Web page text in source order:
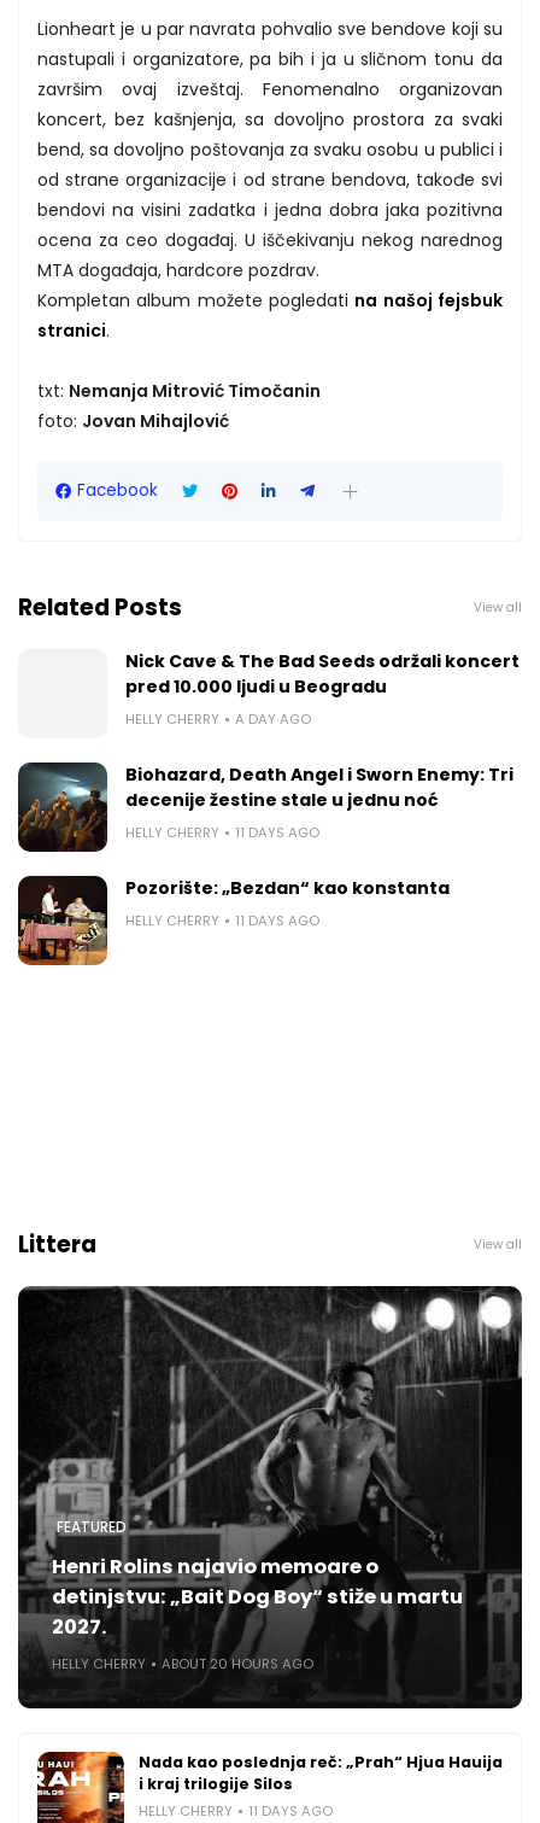
Lionheart je u par navrata pohvalio sve bendove koji su
nastupali i organizatore, pa bih i ja u sličnom tonu da
završim ovaj izveštaj. Fenomenalno organizovan
koncert, bez kašnjenja, sa dovoljno prostora za svaki
bend, sa dovoljno poštovanja za svaku osobu u publici i
od strane organizacije i od strane bendova, takođe svi
bendovi na visini zadatka i jedna dobra jaka pozitivna
ocena za ceo događaj. U iščekivanju nekog narednog
MTA događaja, hardcore pozdrav.
Kompletan album možete pogledati na našoj fejsbuk
stranici.
txt: Nemanja Mitrović Timočanin
foto: Jovan Mihajlović
Facebook
Related Posts View all
Nick Cave & The Bad Seeds održali koncert
pred 10.000 ljudi u Beogradu
HELLY CHERRY A DAY AGO
Biohazard, Death Angel i Sworn Enemy: Tri
decenije žestine stale u jednu noć
HELLY CHERRY 11 DAYS AGO
Pozorište: „Bezdan“ kao konstanta
HELLY CHERRY 11 DAYS AGO
Littera View all
FEATURED
Henri Rolins najavio memoare o
detinjstvu: „Bait Dog Boy“ stiže u martu
2027.
HELLY CHERRY ABOUT 20 HOURS AGO
Nada kao poslednja reč: „Prah“ Hjua Hauija
i kraj trilogije Silos
HELLY CHERRY 11 DAYS AGO